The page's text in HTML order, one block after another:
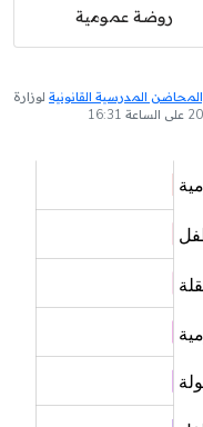
روضة عمومية
المدرسية القانونية لوزارة